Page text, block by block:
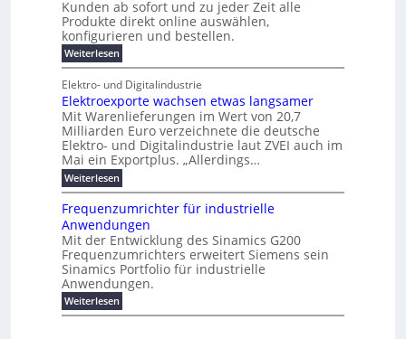
r
a
t
i
e
t
P
l
u
F
e
s
t
m
a
n
g
m
e
n
t
n
H
a
l
b
a
h
r
2
0
2
6
W
a
g
o
-
C
E
k
e
r
ü
S
t
r
ö
m
e
b
i
s
5
A
i
n
e
t
f
ü
h
r
e
n
d
e
s
i
n
u
s
t
r
i
e
l
l
e
Kunden ab sofort und zu jeder Zeit alle
Produkte direkt online auswählen,
konfigurieren und bestellen.
Weiterlesen:
N
e
u
e
r
O
n
l
i
n
e
-
S
h
o
p
v
o
n
I
c
Elektro- und Digitalindustrie
Elektroexporte wachsen etwas langsamer
Mit Warenlieferungen im Wert von 20,7
Milliarden Euro verzeichnete die deutsche
Elektro- und Digitalindustrie laut ZVEI auch im
Mai ein Exportplus. „Allerdings…
Weiterlesen:
E
e
k
t
r
o
e
x
p
o
Frequenzumrichter für industrielle
Anwendungen
Mit der Entwicklung des Sinamics G200
Frequenzumrichters erweitert Siemens sein
Sinamics Portfolio für industrielle
Anwendungen.
Weiterlesen:
F